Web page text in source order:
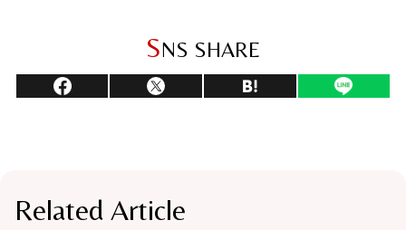
SNS SHARE
Related Article